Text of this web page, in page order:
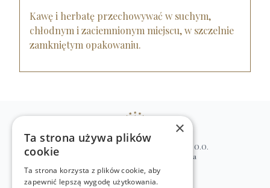
Kawę i herbatę przechowywać w suchym,
chłodnym i zaciemnionym miejscu, w szczelnie
zamkniętym opakowaniu.
WILLIAM’S NATURAL PRODUCTS SP. Z O.O.
ul. Stawki 2, 00-193 Warszawa, Polska
+48 (22) 875 91 35
kontakt@w-natural.pl
×
Ta strona używa plików
cookie
Ta strona korzysta z plików cookie, aby
zapewnić lepszą wygodę użytkowania.